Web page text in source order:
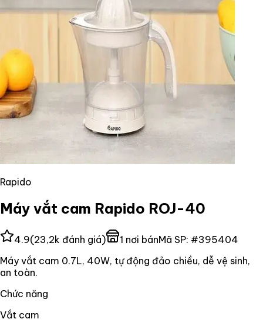
Rapido
Máy vắt cam Rapido ROJ-40
4.9(23,2k đánh giá) 1 nơi bánMã SP: #395404
Máy vắt cam 0.7L, 40W, tự động đảo chiều, dễ vệ sinh,
an toàn.
Chức năng
Vắt cam